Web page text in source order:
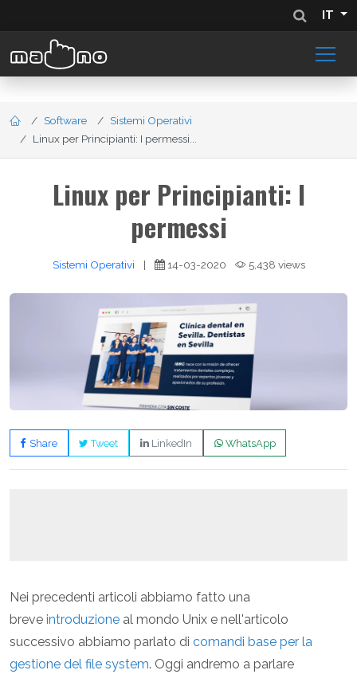
IT
Software
Sistemi Operativi
Linux per Principianti: I permessi...
Linux per Principianti: I
permessi
Sistemi Operativi | 14-03-2020 5,438 views
Share Tweet LinkedIn WhatsApp
Nei precedenti articoli abbiamo fatto una
breve introduzione al mondo Unix e nell'articolo
successivo abbiamo parlato di comandi base per la
gestione del file system. Oggi andremo a parlare